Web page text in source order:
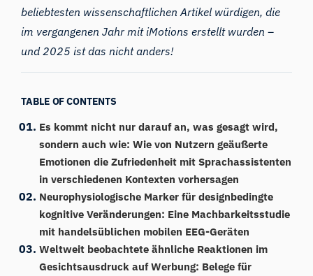
beliebtesten wissenschaftlichen Artikel würdigen, die
im vergangenen Jahr mit iMotions erstellt wurden –
und 2025 ist das nicht anders!
TABLE OF CONTENTS
Es kommt nicht nur darauf an, was gesagt wird,
sondern auch wie: Wie von Nutzern geäußerte
Emotionen die Zufriedenheit mit Sprachassistenten
in verschiedenen Kontexten vorhersagen
Neurophysiologische Marker für designbedingte
kognitive Veränderungen: Eine Machbarkeitsstudie
mit handelsüblichen mobilen EEG-Geräten
Weltweit beobachtete ähnliche Reaktionen im
Gesichtsausdruck auf Werbung: Belege für